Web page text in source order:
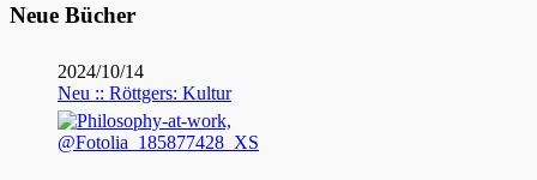
Neue Bücher
2024/10/14
Neu :: Röttgers: Kultur